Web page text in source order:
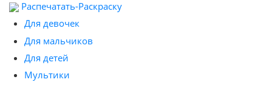
Распечатать-Раскраску
Для девочек
Для мальчиков
Для детей
Мультики